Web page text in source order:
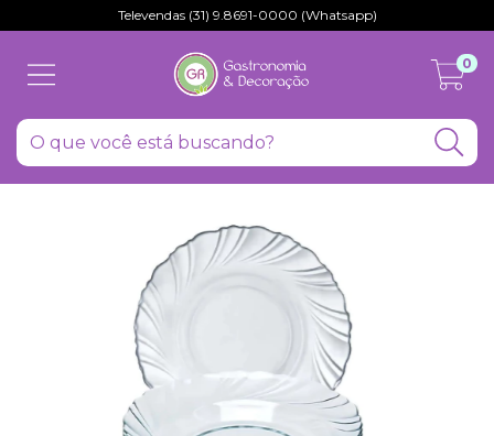
Televendas (31) 9.8691-0000 (Whatsapp)
0